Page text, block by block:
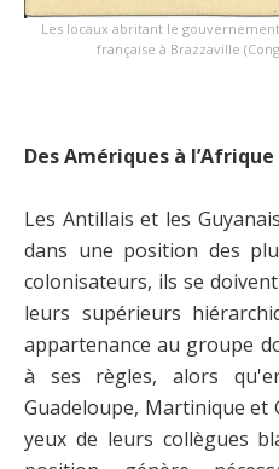
Les locaux abritant le
française à Brazzaville
Des Amériques à l’Afrique
Les Antillais et les
dans une position des
colonisateurs, ils se
leurs supérieurs
appartenance au groupe
à ses règles, alors
Guadeloupe, Martinique et
yeux de leurs collègues